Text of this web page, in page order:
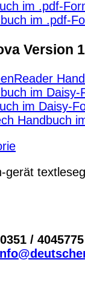
im .pdf-
im .pdf-
Version
im Daisy-
im Daisy-
Handbuch
gerät
0351 / 4045775